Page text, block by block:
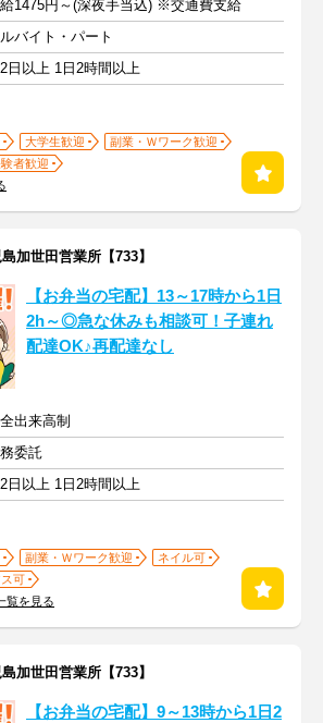
1475円～(深夜手当込) ※交通費支給
バイト・パート
日以上 1日2時間以上
大学生歓迎
副業・Ｗワーク歓迎
者歓迎
加世田営業所【733】
【お弁当の宅配】13～17時から1日
2h～◎急な休みも相談可！子連れ
配達OK♪再配達なし
出来高制
委託
日以上 1日2時間以上
副業・Ｗワーク歓迎
ネイル可
ス可
覧を見る
加世田営業所【733】
【お弁当の宅配】9～13時から1日2